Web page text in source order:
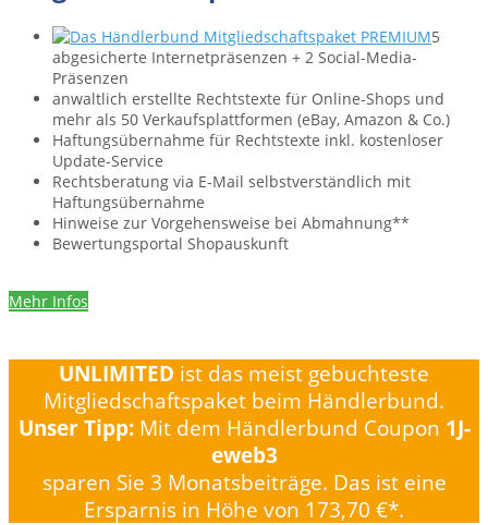
5
abgesicherte Internetpräsenzen + 2 Social-Media-
Präsenzen
anwaltlich erstellte Rechts­texte für Online-Shops und
mehr als 50 Verkaufs­plattformen ­(eBay, Amazon & Co.)
Haftungs­übernahme für Rechtstexte inkl. kostenloser
Update-Service
Rechtsberatung via E-Mail selbstverständlich mit
Haftungsübernahme
Hinweise zur Vorgehensweise bei Abmahnung**
Bewertungsportal Shopauskunft
Mehr Infos
UNLIMITED ist das meist gebuchteste
Mitgliedschaftspaket beim Händlerbund.
Unser Tipp:Mit dem Händlerbund Coupon 1J-
eweb3
sparen Sie 3 Monatsbeiträge. Das ist eine
Ersparnis in Höhe von 173,70 €*.